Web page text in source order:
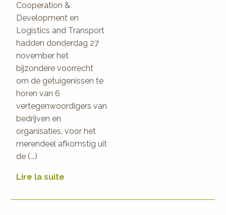
Cooperation &
Development en
Logistics and Transport
hadden donderdag 27
november het
bijzondere voorrecht
om de getuigenissen te
horen van 6
vertegenwoordigers van
bedrijven en
organisaties, voor het
merendeel afkomstig uit
de (...)
Lire la suite